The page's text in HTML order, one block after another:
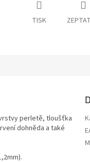
TISK
perletě, tloušťka
dohněda a také